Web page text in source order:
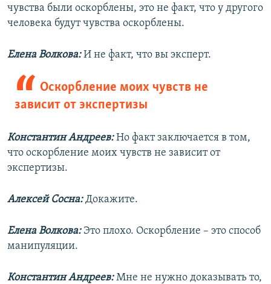
чувства были оскорблены, это не факт, что у другого
человека будут чувства оскорблены.
Елена Волкова:И не факт, что вы эксперт.
Оскорбление моих чувств не
зависит от экспертизы
Константин Андреев:Но факт заключается в том,
что оскорбление моих чувств не зависит от
экспертизы.
Алексей Сосна:Докажите.
Елена Волкова: Это плохо. Оскорбление – это способ
манипуляции.
Константин Андреев:Мне не нужно доказывать то,